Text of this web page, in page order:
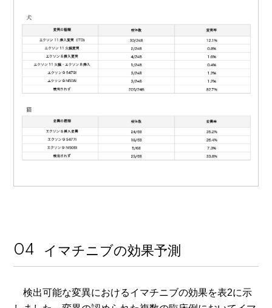
イマチニブの効果予測
検出可能な変異におけるイマチニブの効果を表2に示